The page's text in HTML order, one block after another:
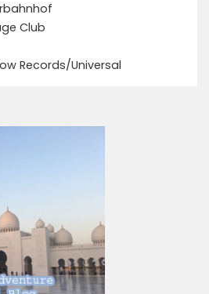
Club
Records/Universal